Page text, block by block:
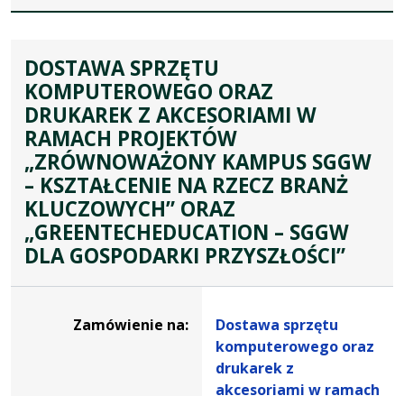
DOSTAWA SPRZĘTU
KOMPUTEROWEGO ORAZ
DRUKAREK Z AKCESORIAMI W
RAMACH PROJEKTÓW
„ZRÓWNOWAŻONY KAMPUS SGGW
– KSZTAŁCENIE NA RZECZ BRANŻ
KLUCZOWYCH” ORAZ
„GREENTECHEDUCATION – SGGW
DLA GOSPODARKI PRZYSZŁOŚCI”
zamówieniaZamówienie na:
Dostawa sprzętu
komputerowego oraz
drukarek z
akcesoriami w ramach